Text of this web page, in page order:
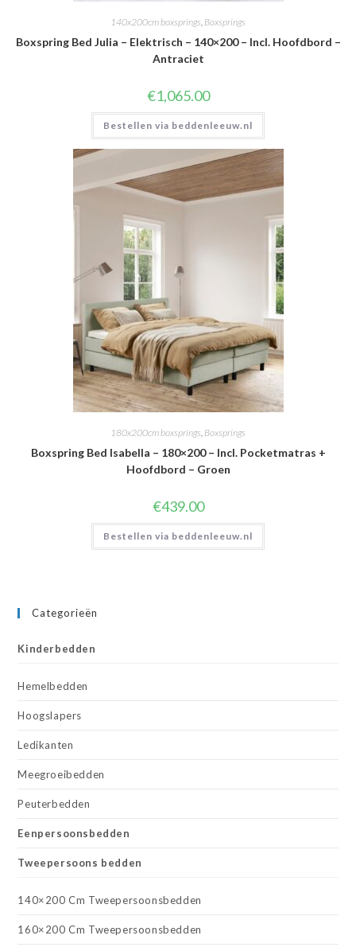
140x200cm boxsprings Boxsprings
Boxspring Bed Julia – Elektrisch – 140×200 – Incl. Hoofdbord –
Antraciet
€1,065.00
Bestellen via beddenleeuw.nl
180x200cm boxsprings, Boxsprings
Boxspring Bed Isabella – 180×200 – Incl. Pocketmatras +
Hoofdbord – Groen
€439.00
Bestellen via beddenleeuw.nl
Categorieën
Kinderbedden
Hemelbedden
Hoogslapers
Ledikanten
Meegroeibedden
Peuterbedden
Eenpersoonsbedden
Tweepersoons bedden
140×200 Cm Tweepersoonsbedden
160×200 Cm Tweepersoonsbedden